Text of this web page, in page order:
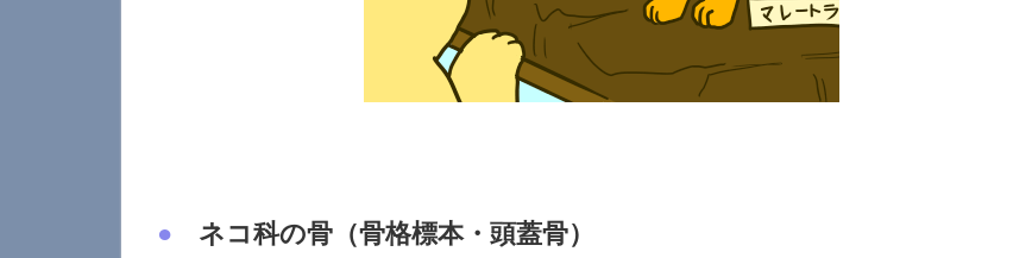
● ネコ科の骨（骨格標本・頭蓋骨）